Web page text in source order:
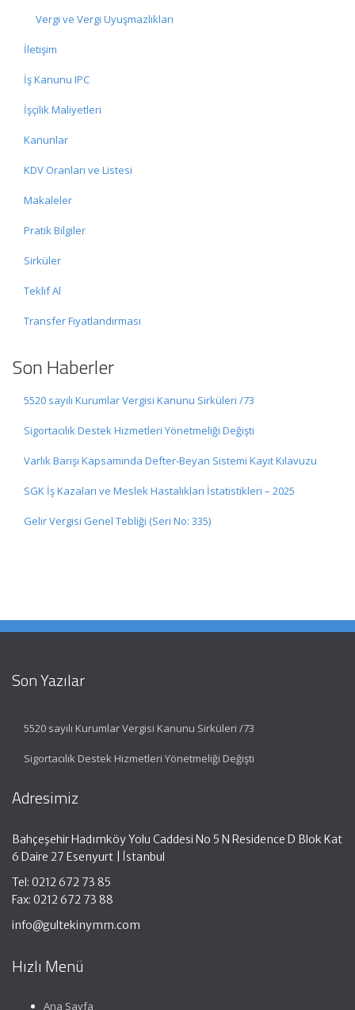
Vergi ve Vergi Uyuşmazlıkları
İletişim
İş Kanunu IPC
İşçilik Maliyetleri
Kanunlar
KDV Oranları ve Listesi
Makaleler
Pratik Bilgiler
Sirküler
Teklif Al
Transfer Fiyatlandırması
Son Haberler
5520 sayılı Kurumlar Vergisi Kanunu Sirküleri /73
Sigortacılık Destek Hizmetleri Yönetmeliği Değişti
Varlık Barışı Kapsamında Defter-Beyan Sistemi Kayıt Kılavuzu
SGK İş Kazaları ve Meslek Hastalıkları İstatistikleri – 2025
Gelir Vergisi Genel Tebliği (Seri No: 335)
Son Yazılar
5520 sayılı Kurumlar Vergisi Kanunu Sirküleri /73
Sigortacılık Destek Hizmetleri Yönetmeliği Değişti
Adresimiz
Bahçeşehir Hadımköy Yolu Caddesi No 5 N Residence D Blok Kat
6 Daire 27 Esenyurt | İstanbul
Tel: 0212 672 73 85
Fax: 0212 672 73 88
info@gultekinymm.com
Hızlı Menü
Ana Sayfa